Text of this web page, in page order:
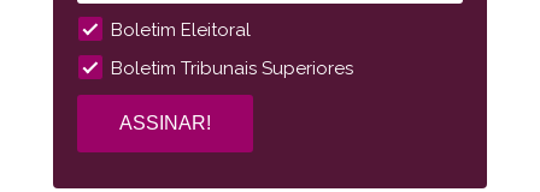
Boletim Eleitoral
Boletim Tribunais Superiores